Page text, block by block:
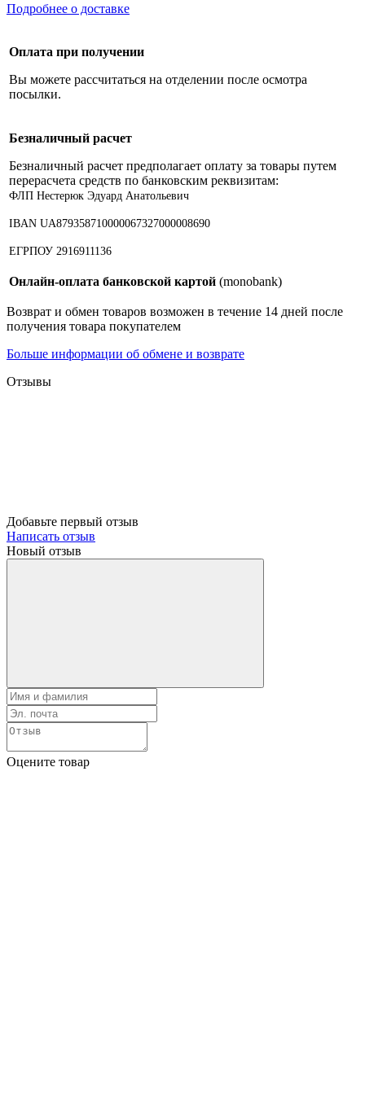
Подробнее о доставке
Оплата при получении
Вы можете рассчитаться на отделении после осмотра
посылки.
Безналичный расчет
Безналичный расчет предполагает оплату за товары путем
перерасчета средств по банковским реквизитам:
ФЛП Нестерюк Эдуард Анатольевич
IBAN UA879358710000067327000008690
ЕГРПОУ 2916911136
Онлайн-оплата банковской картой (monobank)
Возврат и обмен товаров возможен в течение 14 дней после
получения товара покупателем
Больше информации об обмене и возврате
Отзывы
Добавьте первый отзыв
Написать отзыв
Новый отзыв
Оцените товар